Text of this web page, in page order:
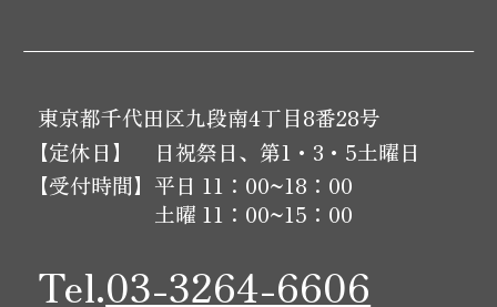
東京都千代田区九段南4丁目8番28号
【定休日】
日祝祭日、第1・3・5土曜日
【受付時間】 平日 11：00~18：00
土曜 11：00~15：00
Tel.03-3264-6606